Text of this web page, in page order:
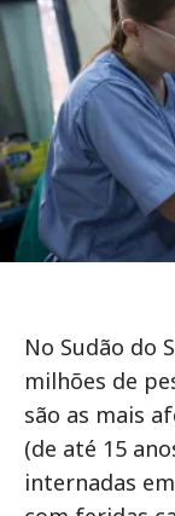
No Sudão do
milhões de
são as mais
(de até 15
internadas